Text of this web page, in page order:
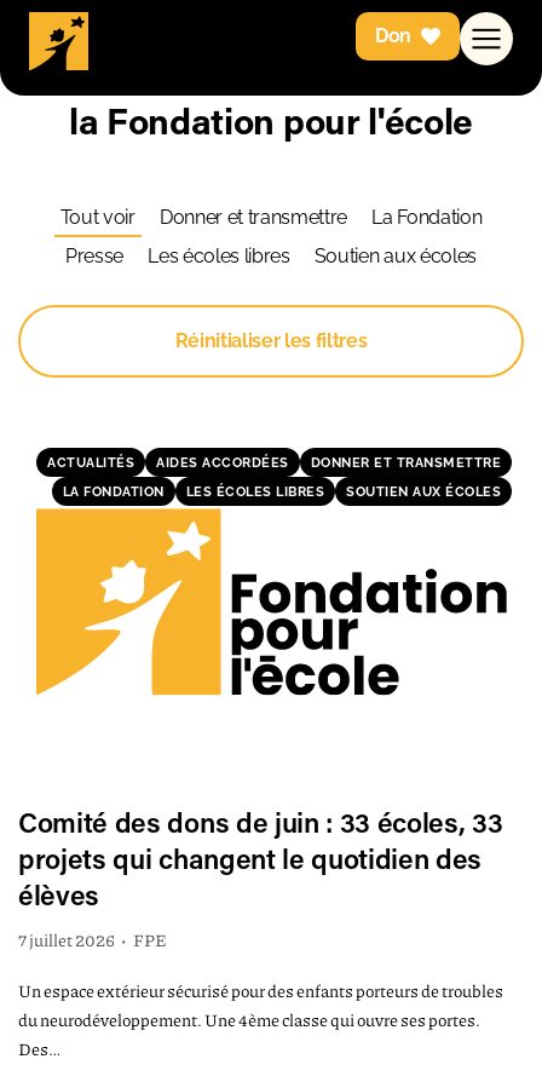
Don
Retrouvez toute l'actualité de
la Fondation pour l'école
Tout voir Donner et transmettre
La Fondation
Presse
Les écoles libres Soutien aux écoles
Réinitialiser les filtres
ACTUALITÉS AIDES ACCORDÉES
DONNER ET TRANSMETTRE
LA FONDATION
LES ÉCOLES LIBRES SOUTIEN AUX ÉCOLES
Comité des dons de juin : 33 écoles, 33
projets qui changent le quotidien des
élèves
7 juillet 2026 • FPE
Un espace extérieur sécurisé pour des enfants porteurs de troubles
du neurodéveloppement. Une 4ème classe qui ouvre ses portes.
Des…